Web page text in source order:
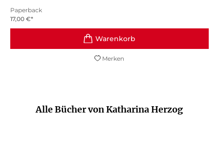
Paperback
17,00 €*
Merken
Alle Bücher von Katharina Herzog